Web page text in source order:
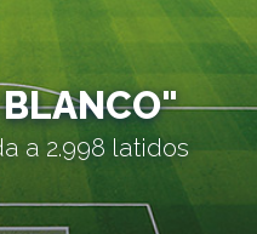
a 2.998 latidos